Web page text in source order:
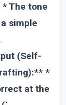
The tone
simple
(Self-
*
at the